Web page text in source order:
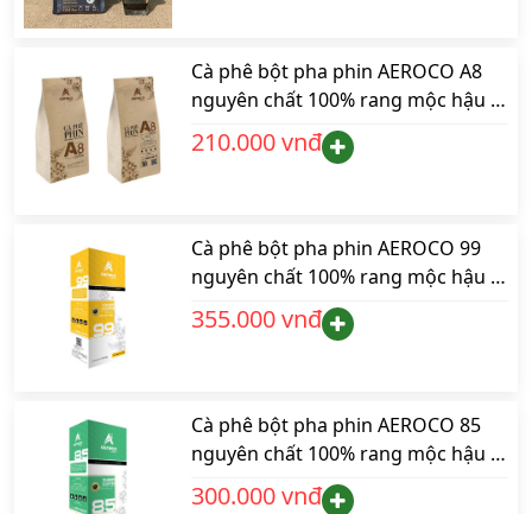
Cho 20 gr cà phê bột vào phin, lắc nhẹ, cho 40ml nước
đun sôi từ 94-96 độ vào phin, đợi 30 giây cho cà phê nở
ra. Tiếp tục thêm 40ml nước đun sôi dưới 96 độ và đợi
khoảng 5 phút và sau đó thưởng thức.
Cà phê bột pha phin AEROCO A8
nguyên chất 100% rang mộc hậu vị
ngọt thơm quyến rũ, gói 250gr
210.000 vnđ
Cà phê bột pha phin AEROCO 99
nguyên chất 100% rang mộc hậu vị
ngọt thơm quyến rũ, hộp 250gr
355.000 vnđ
Cà phê bột pha phin AEROCO 85
nguyên chất 100% rang mộc hậu vị
ngọt thơm quyến rũ, hộp 250gr
300.000 vnđ